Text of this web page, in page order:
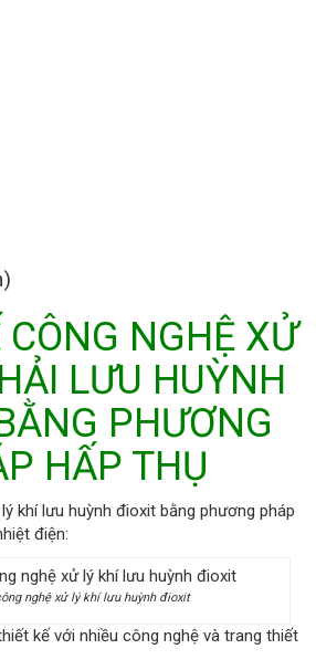
CÔNG NGHỆ XỬ
LƯU HUỲNH
PHƯƠNG
HẤP THỤ
khí lưu huỳnh đioxit bằng phương pháp
điện:
nghệ xử lý khí lưu huỳnh đioxit
kế với nhiều công nghệ và trang thiết